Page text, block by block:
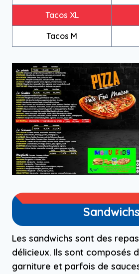
Tacos XL
Tacos M
Sandwichs
Les sandwichs sont des
délicieux. Ils sont composés
garniture et parfois de